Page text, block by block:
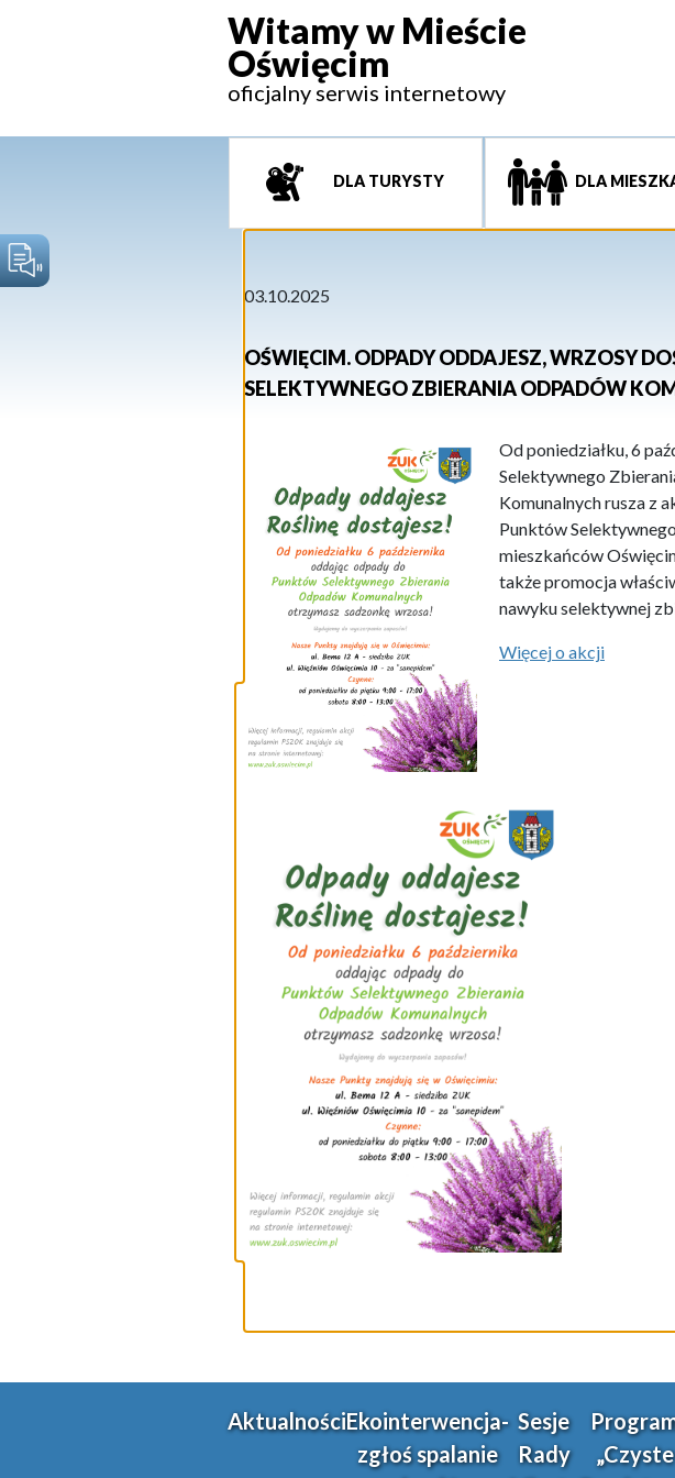
Witamy w Mieście
Oświęcim
oficjalny serwis internetowy
DLA TURYSTY DLA
03.10.2025
OŚWIĘCIM. ODPADY ODDAJESZ, WRZOSY
SELEKTYWNEGO ZBIERANIA ODPADÓW
Od poniedziałku, 6
Selektywnego
Komunalnych rusza z
Punktów
mieszkańców
także promocja
nawyku selektywnej
Więcej o akcji
AktualnościEkointerwencja-
zgłoś spalanie
Sesje
Rady
„Czyste